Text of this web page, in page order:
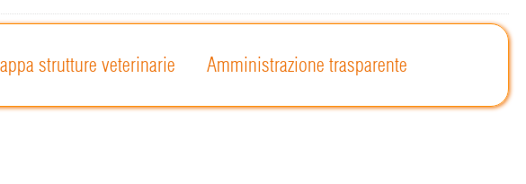
strutture veterinarie Amministrazione trasparente